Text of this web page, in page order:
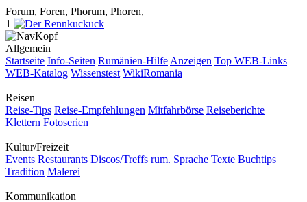
Forum, Foren, Phorum, Phoren,
1
Allgemein
Startseite Info-Seiten Rumänien-Hilfe Anzeigen Top WEB-Links
WEB-Katalog Wissenstest WikiRomania
Reisen
Reise-Tips Reise-Empfehlungen Mitfahrbörse Reiseberichte
Klettern Fotoserien
Kultur/Freizeit
Events Restaurants Discos/Treffs rum. Sprache Texte Buchtips
Tradition Malerei
Kommunikation